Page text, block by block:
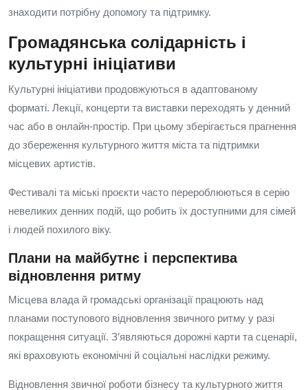
знаходити потрібну допомогу та підтримку.
Громадянська солідарність і
культурні ініціативи
Культурні ініціативи продовжуються в адаптованому
форматі. Лекції, концерти та виставки переходять у денний
час або в онлайн-простір. При цьому зберігається прагнення
до збереження культурного життя міста та підтримки
місцевих артистів.
Фестивалі та міські проєкти часто перероблюються в серію
невеликих денних подій, що робить їх доступними для сімей
і людей похилого віку.
Плани на майбутнє і перспектива
відновлення ритму
Місцева влада й громадські організації працюють над
планами поступового відновлення звичного ритму у разі
покращення ситуації. З’являються дорожні карти та сценарії,
які враховують економічні й соціальні наслідки режиму.
Відновлення звичної роботи бізнесу та культурного життя